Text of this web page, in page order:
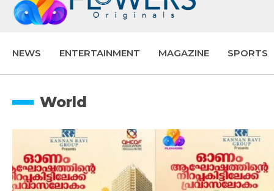
NEWS ENTERTAINMENT MAGAZINE SPORTS
World